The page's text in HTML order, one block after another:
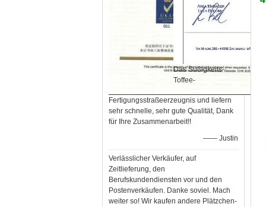
Das Süßigkeits-
Toffee-
Fertigungsstraßeerzeugnis und liefern
sehr schnelle, sehr gute Qualität, Dank
für Ihre Zusammenarbeit!!
—— Justin
Verlässlicher Verkäufer, auf
Zeitlieferung, den
Berufskundendiensten vor und den
Postenverkäufen. Danke soviel. Mach
weiter so! Wir kaufen andere Plätzchen-